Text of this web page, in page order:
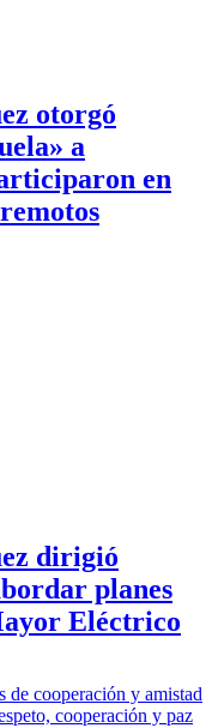
otorgó
a
en
dirigió
planes
Eléctrico
de cooperación y amistad
cooperación y paz